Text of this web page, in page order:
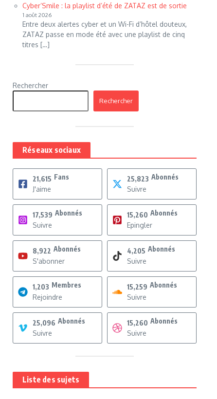
Cyber’Smile : la playlist d’été de ZATAZ est de sortie
1 août 2026
Entre deux alertes cyber et un Wi-Fi d’hôtel douteux,
ZATAZ passe en mode été avec une playlist de cinq
titres […]
Rechercher
Rechercher
Réseaux sociaux
21,615 Fans
J'aime
25,823 Abonnés
Suivre
17,539 Abonnés
Suivre
15,260 Abonnés
Epingler
8,922 Abonnés
S'abonner
4,205 Abonnés
Suivre
1,203 Membres
Rejoindre
15,259 Abonnés
Suivre
25,096 Abonnés
Suivre
15,260 Abonnés
Suivre
Liste des sujets